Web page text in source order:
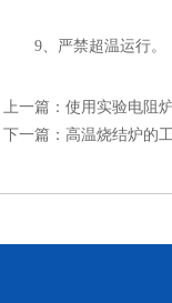
9、严禁超温运行。
上一篇： 使用实验电阻
下一篇： 高温烧结炉的